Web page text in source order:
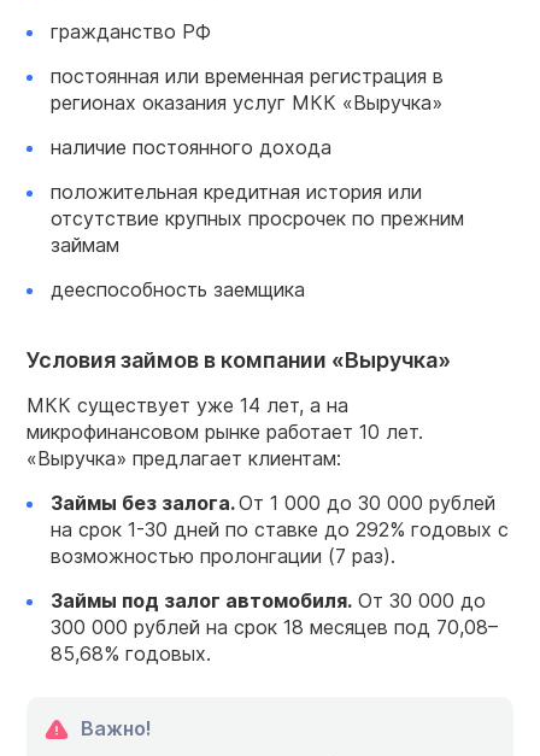
гражданство РФ
постоянная или временная регистрация в
регионах оказания услуг МКК «Выручка»
наличие постоянного дохода
положительная кредитная история или
отсутствие крупных просрочек по прежним
займам
дееспособность заемщика
Условия займов в компании «Выручка»
МКК существует уже 14 лет, а на
микрофинансовом рынке работает 10 лет.
«Выручка» предлагает клиентам:
Займы без залога.От 1 000 до 30 000 рублей
на срок 1-30 дней по ставке до 292% годовых с
возможностью пролонгации (7 раз).
Займы под залог автомобиля. От 30 000 до
300 000 рублей на срок 18 месяцев под 70,08–
85,68% годовых.
Важно!